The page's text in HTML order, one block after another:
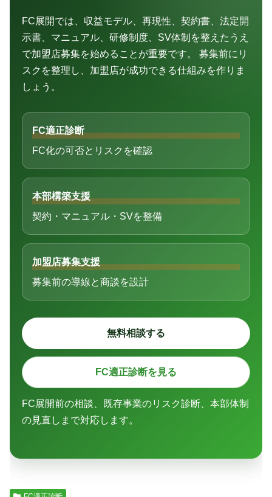
FC展開では、収益モデル、再現性、契約書、法定開
示書、マニュアル、研修制度、SV体制を整えたうえ
で加盟店募集を始めることが重要です。 募集前にリ
スクを整理し、加盟店が成功できる仕組みを作りま
しょう。
FC適正診断
FC化の可否とリスクを確認
本部構築支援
契約・マニュアル・SVを整備
加盟店募集支援
募集前の導線と商談を設計
無料相談する
FC適正診断を見る
FC展開前の相談、既存事業のリスク診断、本部体制
の見直しまで対応します。